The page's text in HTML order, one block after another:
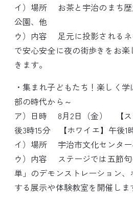
イ）場所 お茶と宇治のまち歴
公園、他
ウ）内容 足元に投影されるネ
で安心安全に夜の街歩きをお
きます。
・集まれ子どもたち！楽しく
部の時代から～
ア）日時 8月2日（金） 【ス
後3時15分 【ホワイエ】午後1
イ）場所 宇治市文化センター
ウ）内容 ステージでは五節句
単」のデモンストレーション
する展示や体験教室を開催しま